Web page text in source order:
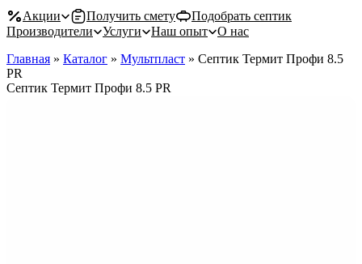
Акции Получить смету
Подобрать септик
Производители
Услуги Наш опыт
О нас
Главная » Каталог » Мультпласт » Септик Термит Профи 8.5
PR
Септик Термит Профи 8.5 PR